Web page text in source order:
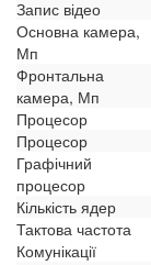
Запис відео
Основна камера,
Мп
Фронтальна
камера, Мп
Процесор
Процесор
Графічний
процесор
Кількість ядер
Тактова частота
Комунікації